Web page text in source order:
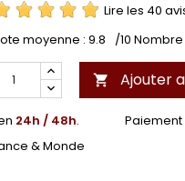
Lire les 40
moyenne : 9.8 /10
 Ajouter
24h / 48h.
& Monde
Paiement